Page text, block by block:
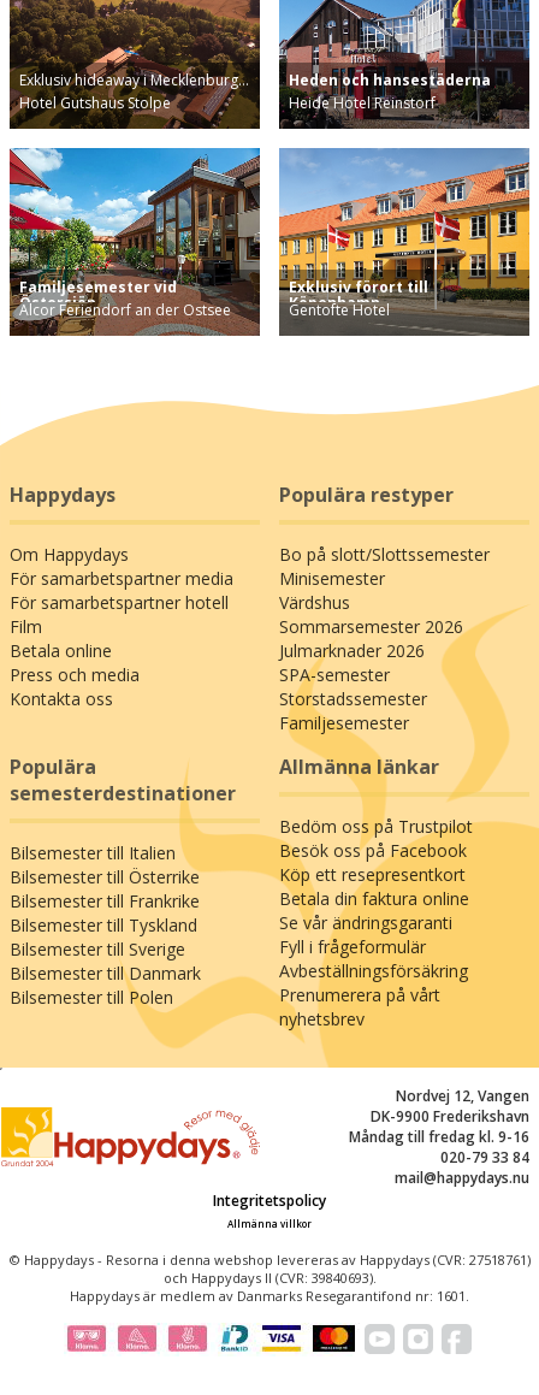
Exklusiv hideaway i Mecklenburg…
Hotel Gutshaus Stolpe
Heden och hansestäderna
Heide Hotel Reinstorf
Familjesemester vid
Östersjön
Alcor Feriendorf an der Ostsee
Exklusiv förort till
Köpenhamn
Gentofte Hotel
Happydays
Om Happydays
För samarbetspartner media
För samarbetspartner hotell
Film
Betala online
Press och media
Kontakta oss
Populära restyper
Bo på slott/Slottssemester
Minisemester
Värdshus
Sommarsemester 2026
Julmarknader 2026
SPA-semester
Storstadssemester
Familjesemester
Populära
semesterdestinationer
Bilsemester till Italien
Bilsemester till Österrike
Bilsemester till Frankrike
Bilsemester till Tyskland
Bilsemester till Sverige
Bilsemester till Danmark
Bilsemester till Polen
Allmänna länkar
Bedöm oss på Trustpilot
Besök oss på Facebook
Köp ett resepresentkort
Betala din faktura online
Se vår ändringsgaranti
Fyll i frågeformulär
Avbeställningsförsäkring
Prenumerera på vårt
nyhetsbrev
Nordvej 12, Vangen
DK-9900 Frederikshavn
Måndag till fredag kl. 9-16
020-79 33 84
mail@happydays.nu
Integritetspolicy
Allmänna villkor
© Happydays - Resorna i denna webshop levereras av Happydays (CVR: 27518761)
och Happydays II (CVR: 39840693).
Happydays är medlem av Danmarks Resegarantifond nr: 1601.